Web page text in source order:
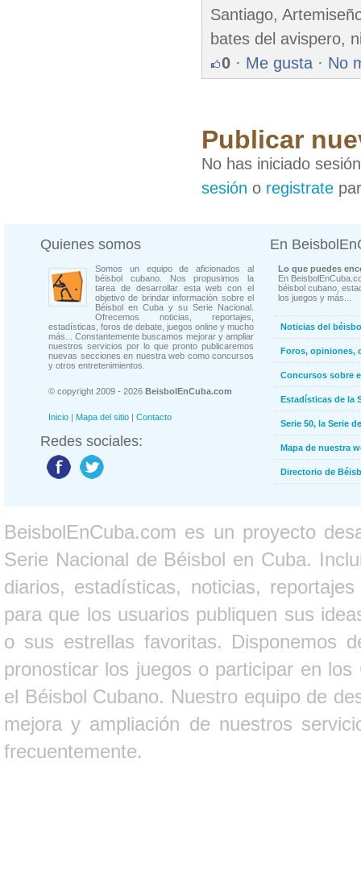
Santiago,
bates del avispero,
0 · Me gusta · No
Publicar
No has iniciado
sesión o registrate
Quienes somos
Somos un equipo de aficionados al
béisbol cubano. Nos propusimos la
tarea de desarrollar esta web con el
objetivo de brindar información sobre el
Béisbol en Cuba y su Serie Nacional.
Ofrecemos noticias, reportajes,
estadísticas, foros de debate, juegos online y mucho
más... Constantemente buscamos mejorar y ampliar
nuestros servicios por lo que pronto publicaremos
nuevas secciones en nuestra web como concursos
y otros entretenimientos.
© copyright 2009 - 2026 BeisbolEnCuba.com
Inicio | Mapa del sitio | Contacto
Redes sociales:
En
Lo que puedes
En
béisbol cubano,
los juegos y más...
Noticias del
Foros, opiniones,
Concursos sobre
Estadísticas de la
Serie 50, la Serie
Mapa de nuestra
Directorio de
BeisbolEnCuba.com es un proyecto
Serie Nacional de Béisbol en Cuba.
diarios, estadísticas, noticias,
para que los usuarios publiquen sus
o sus estrellas favoritas. Disponemos
pronosticar los juegos o participar en
el Béisbol Cubano. Nuestro equipo de
mejora y ampliación de nuestros
frecuentemente.